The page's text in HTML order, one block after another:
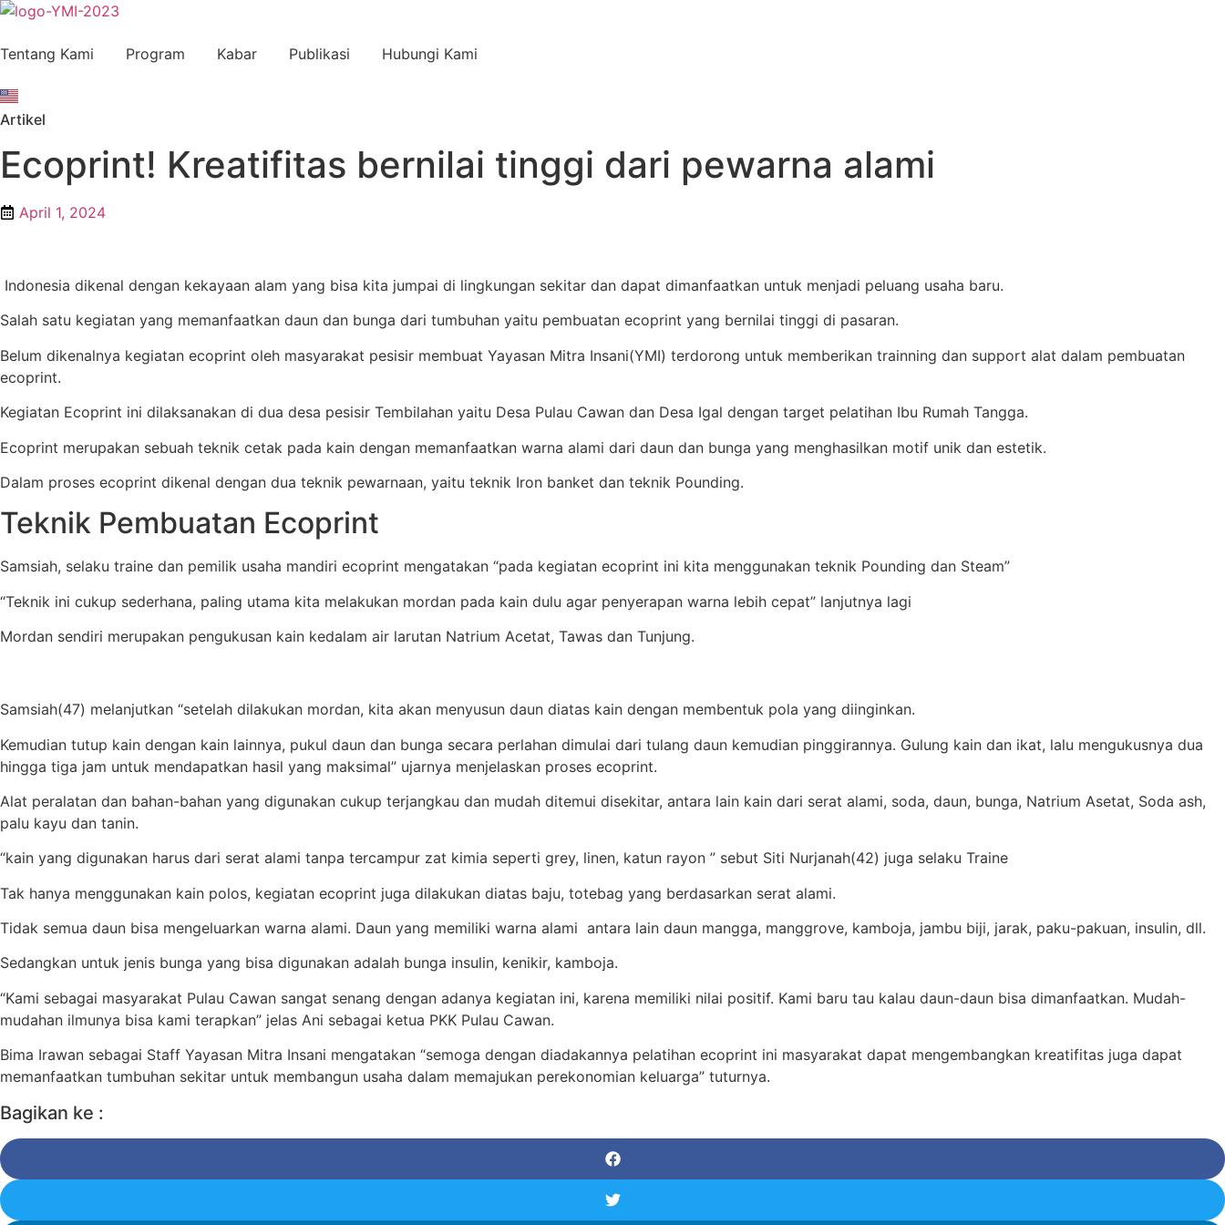
Lewati
konten
Tentang Kami Program Kabar Publikasi Hubungi Kami
Artikel
Ecoprint! Kreatifitas bernilai tinggi dari pewarna alami
April 1, 2024
Indonesia dikenal dengan kekayaan alam yang bisa kita jumpai di lingkungan sekitar dan dapat dimanfaatkan untuk menjadi peluang usaha baru.
Salah satu kegiatan yang memanfaatkan daun dan bunga dari tumbuhan yaitu pembuatan ecoprint yang bernilai tinggi di pasaran.
Belum dikenalnya kegiatan ecoprint oleh masyarakat pesisir membuat Yayasan Mitra Insani(YMI) terdorong untuk memberikan trainning dan support alat dalam pembuatan
ecoprint.
Kegiatan Ecoprint ini dilaksanakan di dua desa pesisir Tembilahan yaitu Desa Pulau Cawan dan Desa Igal dengan target pelatihan Ibu Rumah Tangga.
Ecoprint merupakan sebuah teknik cetak pada kain dengan memanfaatkan warna alami dari daun dan bunga yang menghasilkan motif unik dan estetik.
Dalam proses ecoprint dikenal dengan dua teknik pewarnaan, yaitu teknik Iron banket dan teknik Pounding.
Teknik Pembuatan Ecoprint
Samsiah, selaku traine dan pemilik usaha mandiri ecoprint mengatakan “pada kegiatan ecoprint ini kita menggunakan teknik Pounding dan Steam”
“Teknik ini cukup sederhana, paling utama kita melakukan mordan pada kain dulu agar penyerapan warna lebih cepat” lanjutnya lagi
Mordan sendiri merupakan pengukusan kain kedalam air larutan Natrium Acetat, Tawas dan Tunjung.
Samsiah(47) melanjutkan “setelah dilakukan mordan, kita akan menyusun daun diatas kain dengan membentuk pola yang diinginkan.
Kemudian tutup kain dengan kain lainnya, pukul daun dan bunga secara perlahan dimulai dari tulang daun kemudian pinggirannya. Gulung kain dan ikat, lalu mengukusnya dua
hingga tiga jam untuk mendapatkan hasil yang maksimal” ujarnya menjelaskan proses ecoprint.
Alat peralatan dan bahan-bahan yang digunakan cukup terjangkau dan mudah ditemui disekitar, antara lain kain dari serat alami, soda, daun, bunga, Natrium Asetat, Soda ash,
palu kayu dan tanin.
“kain yang digunakan harus dari serat alami tanpa tercampur zat kimia seperti grey, linen, katun rayon ” sebut Siti Nurjanah(42) juga selaku Traine
Tak hanya menggunakan kain polos, kegiatan ecoprint juga dilakukan diatas baju, totebag yang berdasarkan serat alami.
Tidak semua daun bisa mengeluarkan warna alami. Daun yang memiliki warna alami antara lain daun mangga, manggrove, kamboja, jambu biji, jarak, paku-pakuan, insulin, dll.
Sedangkan untuk jenis bunga yang bisa digunakan adalah bunga insulin, kenikir, kamboja.
“Kami sebagai masyarakat Pulau Cawan sangat senang dengan adanya kegiatan ini, karena memiliki nilai positif. Kami baru tau kalau daun-daun bisa dimanfaatkan. Mudah-
mudahan ilmunya bisa kami terapkan” jelas Ani sebagai ketua PKK Pulau Cawan.
Bima Irawan sebagai Staff Yayasan Mitra Insani mengatakan “semoga dengan diadakannya pelatihan ecoprint ini masyarakat dapat mengembangkan kreatifitas juga dapat
memanfaatkan tumbuhan sekitar untuk membangun usaha dalam memajukan perekonomian keluarga” tuturnya.
Bagikan ke :